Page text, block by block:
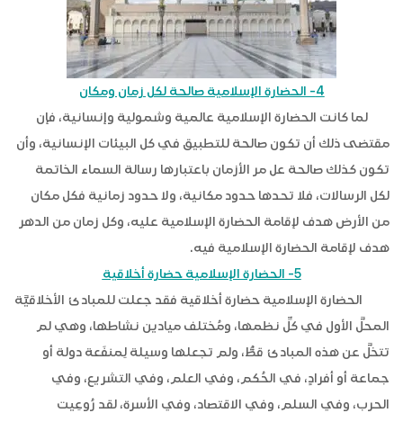
4- الحضارة الإسلامية صالحة لكل زمان ومكان
لما كانت الحضارة الإسلامية عالمية وشمولية وإنسانية، فإن
مقتضى ذلك أن تكون صالحة للتطبيق في كل البيئات الإنسانية، وأن
تكون كذلك صالحة عل مر الأزمان باعتبارها رسالة السماء الخاتمة
لكل الرسالات، فلا تحدها حدود مكانية، ولا حدود زمانية فكل مكان
من الأرض هدف لإقامة الحضارة الإسلامية عليه، وكل زمان من الدهر
هدف لإقامة الحضارة الإسلامية فيه.
5- الحضارة الإسلامية حضارة أخلاقية
الحضارة الإسلامية حضارة أخلاقية فقد جعلت للمبادئ الأخلاقيَّة
المحلَّ الأول في كلِّ نظمها، ومُختلف ميادين نشاطها، وهي لم
تتخلَّ عن هذه المبادئ قطُّ، ولم تجعلها وسيلة لِمنفَعة دولة أو
جماعة أو أفرادٍ، في الحُكم، وفي العلم، وفي التشريع، وفي
الحرب، وفي السلم، وفي الاقتصاد، وفي الأسرة، لقد رُوعِيت